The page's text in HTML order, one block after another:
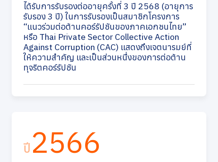
ได้รับการรับรองต่ออายุครั้งที่ 3 ปี 2568 (อายุการ
รับรอง 3 ปี) ในการรับรองเป็นสมาชิกโครงการ
“แนวร่วมต่อต้านคอร์รัปชันของภาคเอกชนไทย”
หรือ Thai Private Sector Collective Action
Against Corruption (CAC) แสดงถึงเจตนารมย์ที่
ให้ความสำคัญ และเป็นส่วนหนึ่งของการต่อต้าน
ทุจริตคอร์รัปชัน
ปี 2566